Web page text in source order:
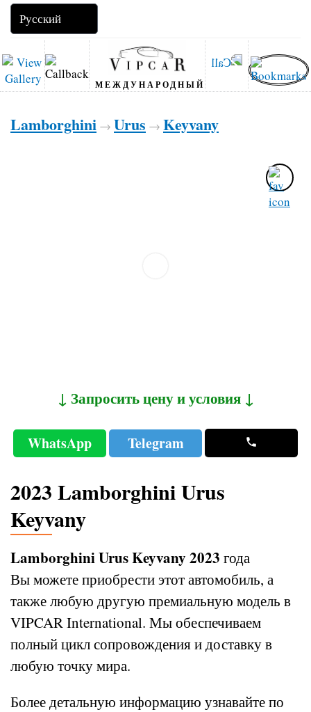
МЕЖДУНАРОДНЫЙ
Lamborghini → Urus → Keyvany
↓ Запросить цену и условия ↓
WhatsApp Telegram
2023 Lamborghini Urus
Keyvany
Lamborghini Urus Keyvany 2023 года
Вы можете приобрести этот автомобиль, а
также любую другую премиальную модель в
VIPCAR International. Мы обеспечиваем
полный цикл сопровождения и доставку в
любую точку мира.
Более детальную информацию узнавайте по